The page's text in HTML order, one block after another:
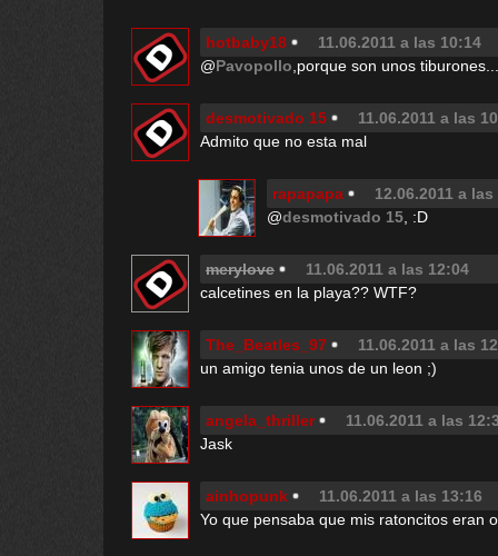
hotbaby18
11.06.2011 a las 10:14
@Pavopollo ,porque son unos
desmotivado 15
11.06.2011 a las
Admito que no esta mal
rapapapa
12.06.2011 a
@desmotivado 15 , :D
merylove
11.06.2011 a las 12:04
calcetines en la playa?? WTF?
The_Beatles_97
11.06.2011 a las
un amigo tenia unos de un leon ;)
angela_thriller
11.06.2011 a las
Jask
ainhopunk
11.06.2011 a las 13:16
Yo que pensaba que mis ratoncitos eran